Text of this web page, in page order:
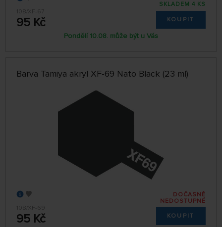
108/XF-67
95 Kč
SKLADEM 4 KS
KOUPIT
Pondělí 10.08. může být u Vás
Barva Tamiya akryl XF-69 Nato Black (23 ml)
108/XF-69
95 Kč
DOČASNĚ
NEDOSTUPNÉ
KOUPIT